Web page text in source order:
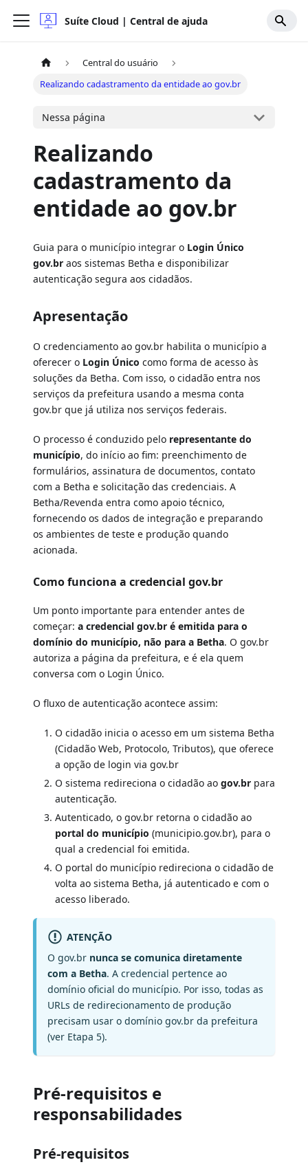
Suíte Cloud | Central de ajuda
Central do usuário
Realizando cadastramento da entidade ao gov.br
Nessa página
Realizando
cadastramento da
entidade ao gov.br
Guia para o município integrar o Login Único
gov.br aos sistemas Betha e disponibilizar
autenticação segura aos cidadãos.
Apresentação
O credenciamento ao gov.br habilita o município a
oferecer o Login Único como forma de acesso às
soluções da Betha. Com isso, o cidadão entra nos
serviços da prefeitura usando a mesma conta
gov.br que já utiliza nos serviços federais.
O processo é conduzido pelo representante do
município, do início ao fim: preenchimento de
formulários, assinatura de documentos, contato
com a Betha e solicitação das credenciais. A
Betha/Revenda entra como apoio técnico,
fornecendo os dados de integração e preparando
os ambientes de teste e produção quando
acionada.
Como funciona a credencial gov.br
Um ponto importante para entender antes de
começar: a credencial gov.br é emitida para o
domínio do município, não para a Betha. O gov.br
autoriza a página da prefeitura, e é ela quem
conversa com o Login Único.
O fluxo de autenticação acontece assim:
O cidadão inicia o acesso em um sistema Betha
(Cidadão Web, Protocolo, Tributos), que oferece
a opção de login via gov.br
O sistema redireciona o cidadão ao gov.br para
autenticação.
Autenticado, o gov.br retorna o cidadão ao
portal do município (municipio.gov.br), para o
qual a credencial foi emitida.
O portal do município redireciona o cidadão de
volta ao sistema Betha, já autenticado e com o
acesso liberado.
ATENÇÃO
O gov.br nunca se comunica diretamente
com a Betha. A credencial pertence ao
domínio oficial do município. Por isso, todas as
URLs de redirecionamento de produção
precisam usar o domínio gov.br da prefeitura
(ver Etapa 5).
Pré-requisitos e
responsabilidades
Pré-requisitos